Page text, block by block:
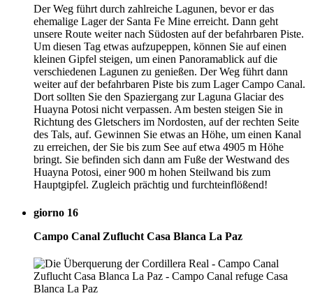
Der Weg führt durch zahlreiche Lagunen, bevor er das
ehemalige Lager der Santa Fe Mine erreicht. Dann geht
unsere Route weiter nach Südosten auf der befahrbaren Piste.
Um diesen Tag etwas aufzupeppen, können Sie auf einen
kleinen Gipfel steigen, um einen Panoramablick auf die
verschiedenen Lagunen zu genießen. Der Weg führt dann
weiter auf der befahrbaren Piste bis zum Lager Campo Canal.
Dort sollten Sie den Spaziergang zur Laguna Glaciar des
Huayna Potosi nicht verpassen. Am besten steigen Sie in
Richtung des Gletschers im Nordosten, auf der rechten Seite
des Tals, auf. Gewinnen Sie etwas an Höhe, um einen Kanal
zu erreichen, der Sie bis zum See auf etwa 4905 m Höhe
bringt. Sie befinden sich dann am Fuße der Westwand des
Huayna Potosi, einer 900 m hohen Steilwand bis zum
Hauptgipfel. Zugleich prächtig und furchteinflößend!
giorno 16
Campo Canal Zuflucht Casa Blanca La Paz